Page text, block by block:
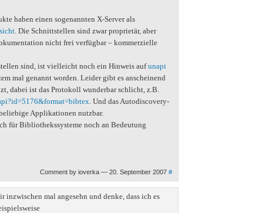
haben einen sogenannten X-Server als
. Die Schnittstellen sind zwar proprietär, aber
nicht frei verfügbar – kommerzielle
sind, ist vielleicht noch ein Hinweis aufunapi
mal genannt worden. Leider gibt es anscheinend
dabei ist das Protokoll wunderbar schlicht, z.B.
. Und das Autodiscovery-
Applikationen nutzbar.
für Bibliothekssysteme noch an Bedeutung
Comment by ioverka — 20. September 2007 #
mal angesehn und denke, dass ich es